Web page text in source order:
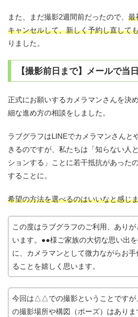
また、まだ撮影2週間前だったので、 最
キャンセルして、新しく予約し直して
りました。
【撮影前日まで】メールで当
正式にお願いするカメラマンさんを決
細な進め方の相談をしました。
ラブグラフはLINEでカメラマンさんと
きるのですが、私たちは「知らない人
ションする」ことに若干抵抗があった
することに。
希望の方法を選べるのはいいなと感じ
この度はラブグラフのご利用、あり
います。●●様ご家族の大切な思い出
に、カメラマンとして微力ながらお手
ることを嬉しく思います。
今回は△△での撮影ということですが
の撮影場所や構図（ポーズ）はありま